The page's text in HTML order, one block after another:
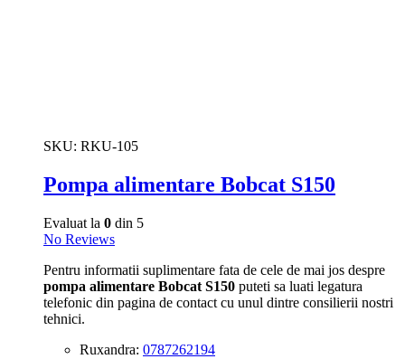
SKU: RKU-105
Pompa alimentare Bobcat S150
Evaluat la 0 din 5
No Reviews
Pentru informatii suplimentare fata de cele de mai jos despre
pompa alimentare Bobcat S150 puteti sa luati legatura
telefonic din pagina de contact cu unul dintre consilierii nostri
tehnici.
Ruxandra: 0787262194